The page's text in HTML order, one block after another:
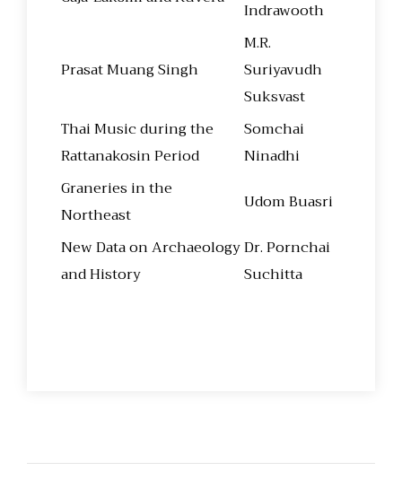
Indrawooth
Prasat Muang Singh
M.R.
Suriyavudh
Suksvast
Thai Music during the
Rattanakosin Period
Somchai
Ninadhi
Graneries in the
Northeast
Udom Buasri
New Data on Archaeology
and History
Dr. Pornchai
Suchitta